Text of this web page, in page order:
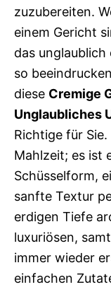
zuzubereiten.
einem Gericht
das
so
diese Cremige
Unglaubliches
Richtige für
Mahlzeit; es ist
Schüsselform,
sanfte Textur
erdigen Tiefe
luxuriösen,
immer wieder
einfachen